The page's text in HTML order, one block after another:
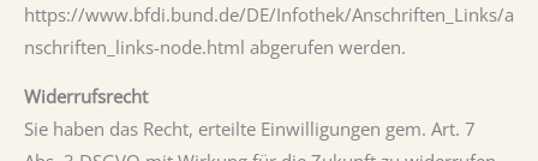
https://www.bfdi.bund.de/DE/Infothek/Anschriften_Links/a
nschriften_links-node.html abgerufen werden.
Widerrufsrecht
Sie haben das Recht, erteilte Einwilligungen gem. Art. 7